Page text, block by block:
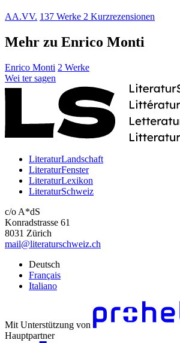
AA.VV. 137 Werke 2 Kurzrezensionen
Mehr zu Enrico Monti
Enrico Monti 2 Werke
Wei ter sagen
LiteraturLandschaft
LiteraturFenster
LiteraturLexikon
LiteraturSchweiz
c/o A*dS
Konradstrasse 61
8031 Zürich
mail@literaturschweiz.ch
Deutsch
Français
Italiano
Mit Unterstützung von
Hauptpartner